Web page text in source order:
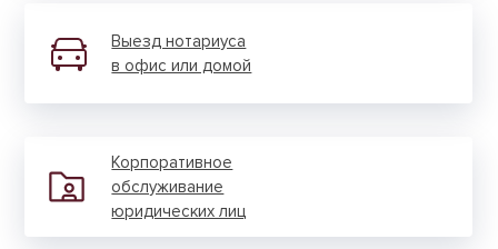
Выезд нотариуса
в офис или домой
Корпора­тивное
обслужи­вание
юриди­ческих лиц